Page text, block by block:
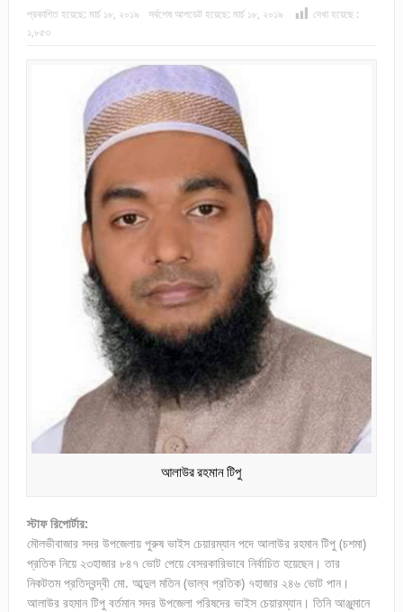
প্রকাশিত হয়েছে: মার্চ ১৮, ২০১৯ সর্বশেষ আপডেট হয়েছে: মার্চ ১৮, ২০১৯
দেখা হয়েছে :
১,৮৫৩
আলাউর রহমান টিপু
স্টাফ রিপোর্টার:
মৌলভীবাজার সদর উপজেলায় পুরুষ ভাইস চেয়ারম্যান পদে আলাউর রহমান টিপু (চশমা)
প্রতিক নিয়ে ২৩হাজার ৮৪৭ ভোট পেয়ে বেসরকারিভাবে নির্বাচিত হয়েছেন। তার
নিকটতম প্রতিদ্বন্দ্বী মো. আব্দুল মতিন (ভাল্ব প্রতিক) ৭হাজার ২৪৬ ভোট পান।
আলাউর রহমান টিপু বর্তমান সদর উপজেলা পরিষদের ভাইস চেয়ারম্যান। তিনি আঞ্জুমানে